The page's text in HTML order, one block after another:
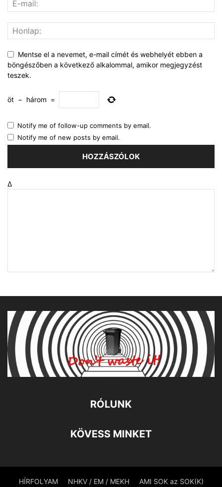
Mentse el a nevemet, e-mail címét és webhelyét ebben a
böngészőben a következő alkalommal, amikor megjegyzést
teszek.
öt − három =
Notify me of follow-up comments by email.
Notify me of new posts by email.
Δ
RÓLUNK
KÖVESS MINKET
HÍRFOLYAM NHKV / EM / MEKH AMI SOK az SOK(K)